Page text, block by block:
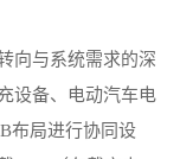
向与系统需求的深
设备、电动汽车电
布局进行协同设